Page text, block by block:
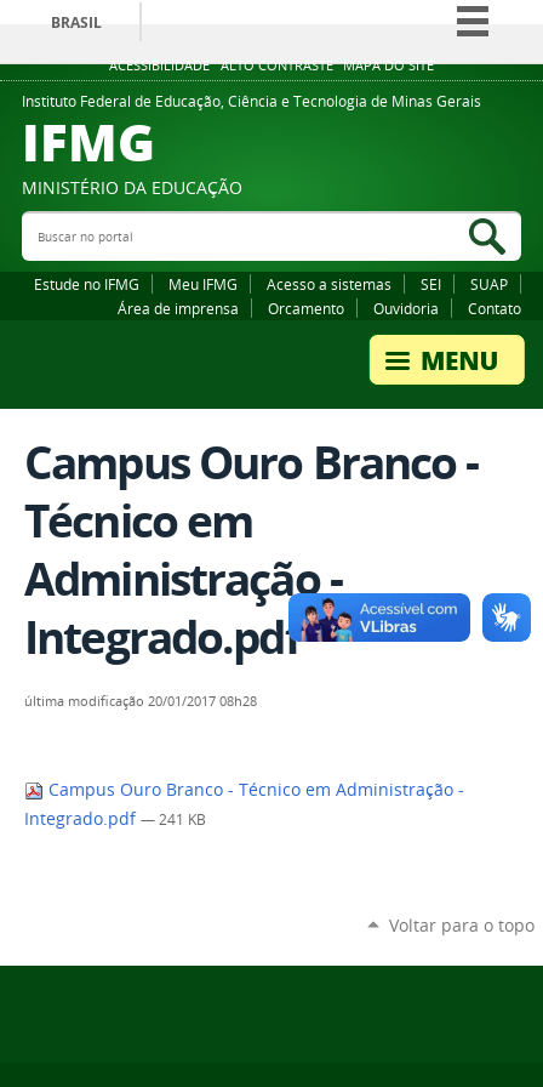
ACESSIBILIDADE ALTO CONTRASTE MAPA DO SITE
BRASIL
Simplifique!
Comunica BR
Legislação
Instituto Federal de Educação, Ciência e Tecnologia de Minas Gerais
IFMG
MINISTÉRIO DA EDUCAÇÃO
Buscar no portal
Estude no IFMG Meu IFMG Acesso a sistemas SEI
SUAP
Área de imprensa
Orcamento Ouvidoria Contato
Campus Ouro Branco -
Técnico em
Administração -
Integrado.pdf
última modificação 20/01/2017 08h28
Campus Ouro Branco - Técnico em Administração -
Integrado.pdf — 241 KB
Voltar para o topo